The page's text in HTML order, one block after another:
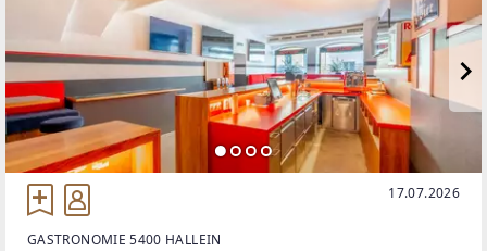
17.07.2026
GASTRONOMIE 5400 HALLEIN